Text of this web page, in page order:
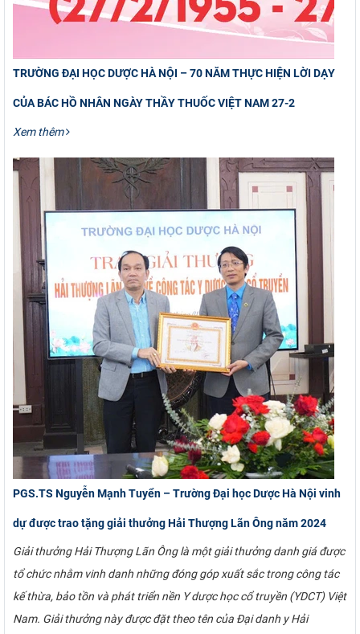
TRƯỜNG ĐẠI HỌC DƯỢC HÀ NỘI – 70 NĂM THỰC HIỆN LỜI DẠY
CỦA BÁC HỒ NHÂN NGÀY THẦY THUỐC VIỆT NAM 27-2
Xem thêm
PGS.TS Nguyễn Mạnh Tuyển – Trường Đại học Dược Hà Nội vinh
dự được trao tặng giải thưởng Hải Thượng Lãn Ông năm 2024
Giải thưởng Hải Thượng Lãn Ông là một giải thưởng danh giá được
tổ chức nhằm vinh danh những đóng góp xuất sắc trong công tác
kế thừa, bảo tồn và phát triển nền Y dược học cổ truyền (YDCT) Việt
Nam. Giải thưởng này được đặt theo tên của Đại danh y Hải